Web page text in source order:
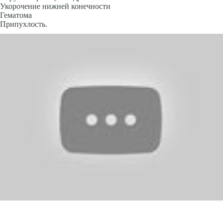
Укорочение нижней конечности
Гематома
Припухлость.